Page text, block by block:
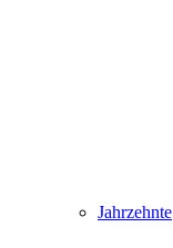
Jahrzehnte